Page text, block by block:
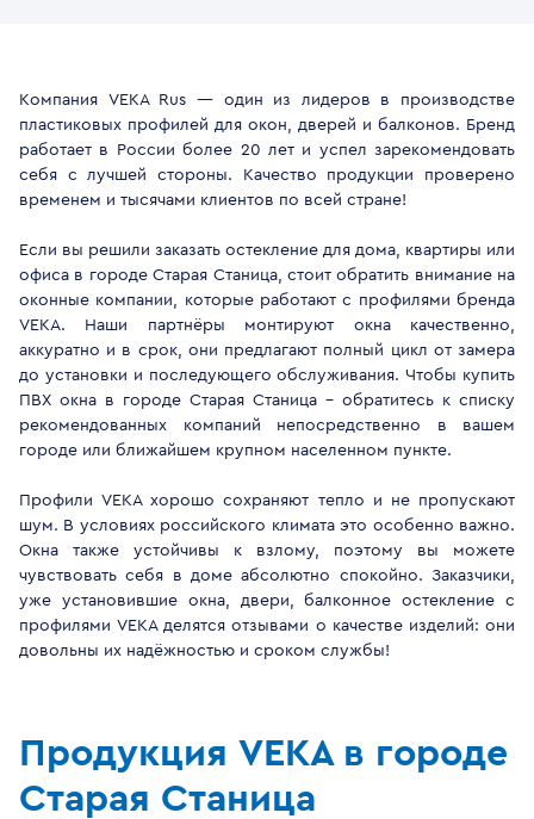
Компания VEKA Rus — один из лидеров в производстве
пластиковых профилей для окон, дверей и балконов. Бренд
работает в России более 20 лет и успел зарекомендовать
себя с лучшей стороны. Качество продукции проверено
временем и тысячами клиентов по всей стране!
Если вы решили заказать остекление для дома, квартиры или
офиса в городе Старая Станица, стоит обратить внимание на
оконные компании, которые работают с профилями бренда
VEKA. Наши партнёры монтируют окна качественно,
аккуратно и в срок, они предлагают полный цикл от замера
до установки и последующего обслуживания. Чтобы купить
ПВХ окна в городе Старая Станица - обратитесь к списку
рекомендованных компаний непосредственно в вашем
городе или ближайшем крупном населенном пункте.
Профили VEKA хорошо сохраняют тепло и не пропускают
шум. В условиях российского климата это особенно важно.
Окна также устойчивы к взлому, поэтому вы можете
чувствовать себя в доме абсолютно спокойно. Заказчики,
уже установившие окна, двери, балконное остекление с
профилями VEKA делятся отзывами о качестве изделий: они
довольны их надёжностью и сроком службы!
Продукция VEKA в городе
Старая Станица